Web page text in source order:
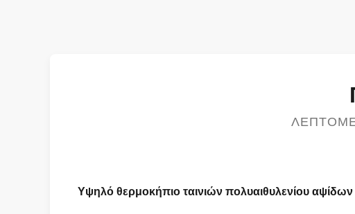
Υψηλό θερμοκήπιο ταινιών πολυαιθυλενίου